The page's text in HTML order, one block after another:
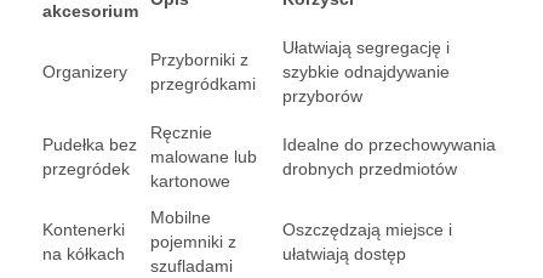
akcesorium
Organizery
Przyborniki z
przegródkami
Ułatwiają segregację i
szybkie odnajdywanie
przyborów
Pudełka bez
przegródek
Ręcznie
malowane lub
kartonowe
Idealne do przechowywania
drobnych przedmiotów
Kontenerki
na kółkach
Mobilne
pojemniki z
szufladami
Oszczędzają miejsce i
ułatwiają dostęp